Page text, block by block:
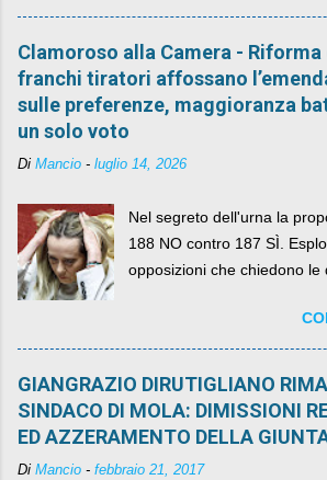
Clamoroso alla Camera -
franchi tiratori affossano
sulle preferenze, maggioranza
un solo voto
Di Mancio - luglio 14, 2026
Nel segreto dell'urna la
188 NO contro 187 SÌ.
opposizioni che chiedono le
GIANGRAZIO DIRUTIGLIANO
SINDACO DI MOLA: DIMISSIONI
ED AZZERAMENTO DELLA
Di Mancio - febbraio 21, 2017